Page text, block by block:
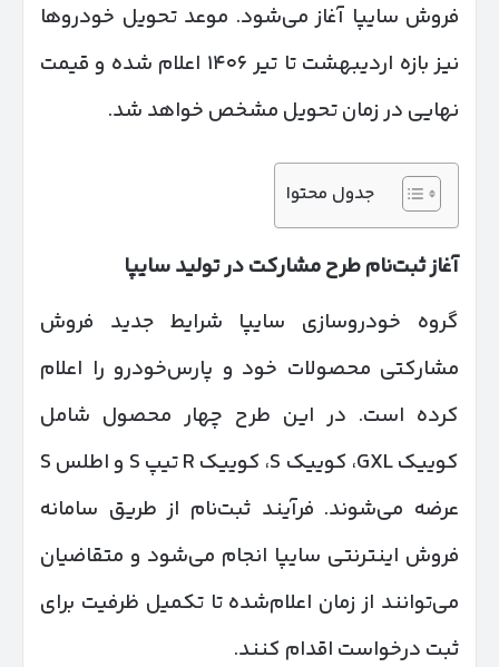
فروش سایپا آغاز می‌شود. موعد تحویل خودروها
نیز بازه اردیبهشت تا تیر ۱۴۰۶ اعلام شده و قیمت
نهایی در زمان تحویل مشخص خواهد شد.
جدول محتوا
آغاز ثبت‌نام طرح مشارکت در تولید سایپا
گروه خودروسازی سایپا شرایط جدید فروش
مشارکتی محصولات خود و پارس‌خودرو را اعلام
کرده است. در این طرح چهار محصول شامل
کوییک GXL، کوییک S، کوییک R تیپ S و اطلس S
عرضه می‌شوند. فرآیند ثبت‌نام از طریق سامانه
فروش اینترنتی سایپا انجام می‌شود و متقاضیان
می‌توانند از زمان اعلام‌شده تا تکمیل ظرفیت برای
ثبت درخواست اقدام کنند.